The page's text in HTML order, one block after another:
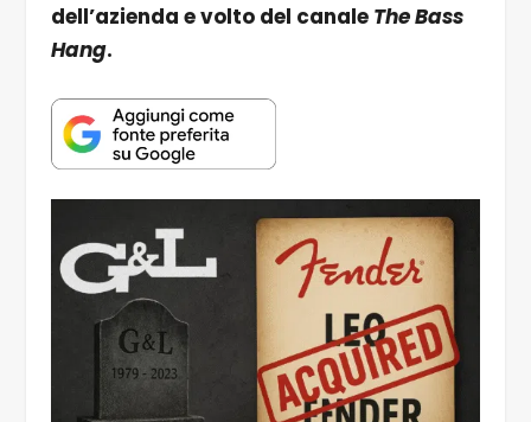
dell’azienda e volto del canale The Bass
Hang.